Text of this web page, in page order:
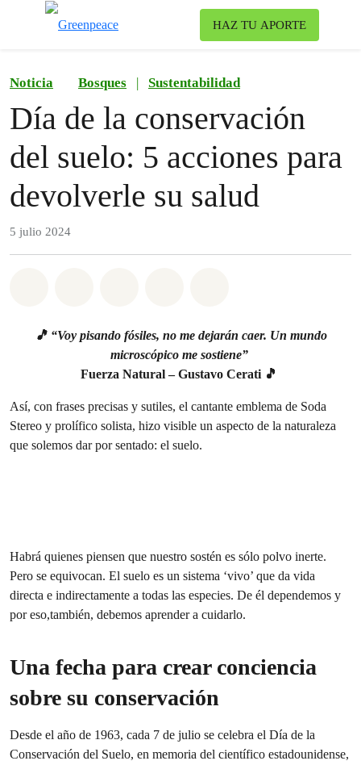
HAZ TU APORTE
Noticia Bosques | Sustentabilidad
Día de la conservación
del suelo: 5 acciones para
devolverle su salud
5 julio 2024
🎵 “Voy pisando fósiles, no me dejarán caer. Un mundo
microscópico me sostiene”
Fuerza Natural – Gustavo Cerati 🎵
Así, con frases precisas y sutiles, el cantante emblema de Soda
Stereo y prolífico solista, hizo visible un aspecto de la naturaleza
que solemos dar por sentado: el suelo.
Habrá quienes piensen que nuestro sostén es sólo polvo inerte.
Pero se equivocan. El suelo es un sistema ‘vivo’ que da vida
directa e indirectamente a todas las especies. De él dependemos y
por eso,también, debemos aprender a cuidarlo.
Una fecha para crear conciencia
sobre su conservación
Desde el año de 1963, cada 7 de julio se celebra el Día de la
Conservación del Suelo, en memoria del científico estadounidense,